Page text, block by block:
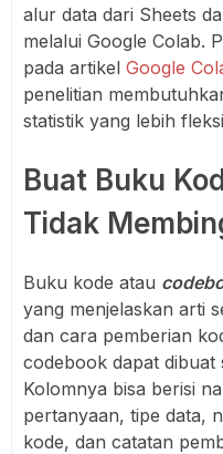
alur data dari Sheets
melalui Google Colab.
pada artikel Google
penelitian
statistik yang lebih
Buat Buku
Tidak
Buku kode atau
yang menjelaskan arti
dan cara pemberian
codebook dapat dibuat
Kolomnya bisa berisi
pertanyaan, tipe data,
kode, dan catatan